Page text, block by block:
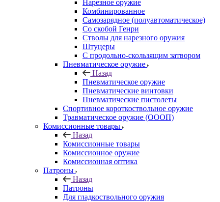
Нарезное оружие
Комбинированное
Самозарядное (полуавтоматическое)
Со скобой Генри
Стволы для нарезного оружия
Штуцеры
С продольно-скользящим затвором
Пневматическое оружие
Назад
Пневматическое оружие
Пневматические винтовки
Пневматические пистолеты
Спортивное короткоствольное оружие
Травматическое оружие (ОООП)
Комиссионные товары
Назад
Комиссионные товары
Комиссионное оружие
Комиссионная оптика
Патроны
Назад
Патроны
Для гладкоствольного оружия